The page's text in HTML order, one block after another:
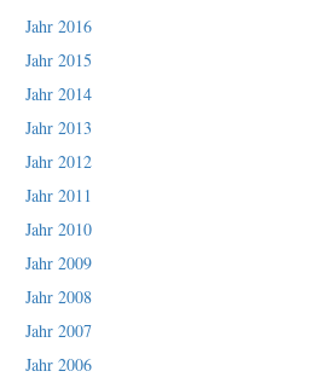
Jahr 2016
Jahr 2015
Jahr 2014
Jahr 2013
Jahr 2012
Jahr 2011
Jahr 2010
Jahr 2009
Jahr 2008
Jahr 2007
Jahr 2006